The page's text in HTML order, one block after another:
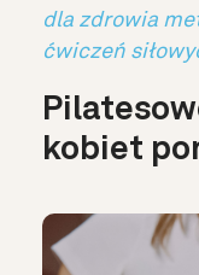
dla zdrowia
ćwiczeń
kobiet